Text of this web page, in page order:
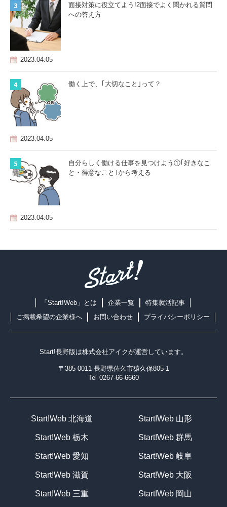
面接対策に役立てよう!2面接でよく聞かれる質問
への答え方
2023.04.05
働く上で、｢大切なこと｣って？
2023.04.05
自分らしく働ける仕事を見つけよう①｢好きなこ
と・得意なこと｣から考える
2023.04.05
「Start!Web」とは 企業一覧
特集就活記事
ご掲載希望の企業様へ
お問い合わせ プライバシーポリシー
Start!長野版は株式会社アイクが運営しています。
〒385-0011 長野県佐久市猿久保805-1
Tel 0267-66-6660
Start!Web 北海道 Start!Web 山形
Start!Web 栃木 Start!Web 群馬
Start!Web 愛知 Start!Web 岐阜
Start!Web 滋賀 Start!Web 大阪
Start!Web 三重 Start!Web 岡山